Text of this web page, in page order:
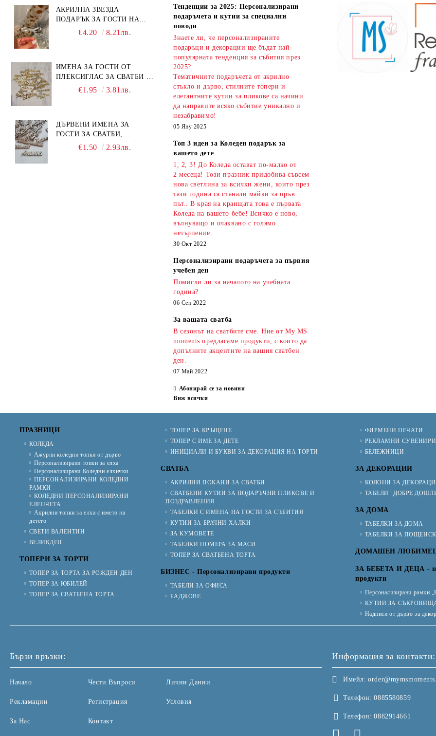
АКРИЛНА ЗВЕЗДА
ПОДАРЪК ЗА ГОСТИ НА
ПОГАЧА€4.20 8.21лв.
ИМЕНА ЗА ГОСТИ ОТ
ПЛЕКСИГЛАС ЗА СВАТБИ И
СЪБИТИЯ
€1.95 3.81лв.
ДЪРВЕНИ ИМЕНА ЗА
ГОСТИ ЗА СВАТБИ,
КРЪЩЕНЕТА И СЪБИТИЯ
€1.50 2.93лв.
Тенденции за 2025: Персонализирани
подаръчета и кутии за специални
поводи
Знаете ли, че персонализираните
подаръци и декорации ще бъдат най-
популярната тенденция за събития през
2025?
Тематичните подаръчета от акрилно
стъкло и дърво, стилните топери и
елегантните кутии за пликове са начини
да направите всяко събитие уникално и
незабравимо!
05 Яну 2025
Топ 3 идеи за Коледен подарък за
вашето дете
1, 2, 3! До Коледа остават по-малко от
2 месеца! Този празник придобива съвсем
нова светлина за всички жени, които през
тази година са станали майки за пръв
път.. В края на краищата това е първата
Коледа на вашето бебе! Всичко е ново,
вълнуващо и очаквано с голямо
нетърпение.
30 Окт 2022
Персонализирани подаръчета за първия
учебен ден
Помисли ли за началото на учебната
година?
06 Сеп 2022
За вашата сватба
В сезонът на сватбите сме. Ние от My MS
moments предлагаме продукти, с които да
допълните акцентите на вашия сватбен
ден.
07 Май 2022
Абонирай се за новини
Виж всички
ПРАЗНИЦИ
КОЛЕДА
Ажурни коледни топки от дърво
Персонализирани топки за елха
Персонализирани Коледни елхички
ПЕРСОНАЛИЗИРАНИ КОЛЕДНИ
РАМКИ
КОЛЕДНИ ПЕРСОНАЛИЗИРАНИ
ЕЛЕНЧЕТА
Акрилни топки за елха с името на
детето
СВЕТИ ВАЛЕНТИН
ВЕЛИКДЕН
ТОПЕРИ ЗА ТОРТИ
ТОПЕР ЗА ТОРТА ЗА РОЖДЕН ДЕН
ТОПЕР ЗА ЮБИЛЕЙ
ТОПЕР ЗА СВАТБЕНА ТОРТА
ТОПЕР ЗА КРЪЩЕНЕ
ТОПЕР С ИМЕ ЗА ДЕТЕ
ИНИЦИАЛИ И БУКВИ ЗА ДЕКОРАЦИЯ НА ТОРТИ
СВАТБА
АКРИЛНИ ПОКАНИ ЗА СВАТБИ
СВАТБЕНИ КУТИИ ЗА ПОДАРЪЧНИ ПЛИКОВЕ И
ПОЗДРАВЛЕНИЯ
ТАБЕЛКИ С ИМЕНА НА ГОСТИ ЗА СЪБИТИЯ
КУТИИ ЗА БРАЧНИ ХАЛКИ
ЗА КУМОВЕТЕ
ТАБЕЛКИ НОМЕРА ЗА МАСИ
ТОПЕР ЗА СВАТБЕНА ТОРТА
БИЗНЕС - Персонализирани продукти
ТАБЕЛИ ЗА ОФИСА
БАДЖОВЕ
ФИРМЕНИ ПЕЧАТИ
РЕКЛАМНИ СУВЕНИРИ
БЕЛЕЖНИЦИ
ЗА ДЕКОРАЦИИ
КОЛОНИ ЗА
ТАБЕЛИ "ДОБРЕ
ЗА ДОМА
ТАБЕЛКИ ЗА ДОМА
ТАБЕЛКИ ЗА
ДОМАШЕН
ЗА БЕБЕТА И ДЕЦА -
продукти
Персонализирани рамки
КУТИИ ЗА
Надписи от дърво за
Бързи връзки:
Начало
Рекламации
За Нас
Чести Въпроси
Регистрация
Контакт
Лични Данни
Условия
Информация за контакти:
Имейл:
Телефон: 0885580859
Телефон: 0882914661